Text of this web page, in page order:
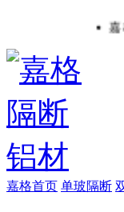
嘉格
嘉格首页 单玻隔断